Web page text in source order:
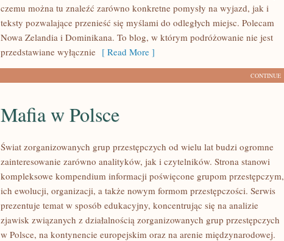
czemu można tu znaleźć zarówno konkretne pomysły na wyjazd, jak i
teksty pozwalające przenieść się myślami do odległych miejsc. Polecam
Nowa Zelandia i Dominikana. To blog, w którym podróżowanie nie jest
przedstawiane wyłącznie [ Read More ]
CONTINUE
Mafia w Polsce
Świat zorganizowanych grup przestępczych od wielu lat budzi ogromne
zainteresowanie zarówno analityków, jak i czytelników. Strona stanowi
kompleksowe kompendium informacji poświęcone grupom przestępczym,
ich ewolucji, organizacji, a także nowym formom przestępczości. Serwis
prezentuje temat w sposób edukacyjny, koncentrując się na analizie
zjawisk związanych z działalnością zorganizowanych grup przestępczych
w Polsce, na kontynencie europejskim oraz na arenie międzynarodowej.